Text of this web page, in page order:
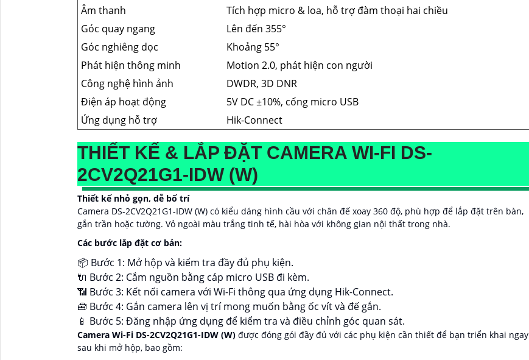
Âm thanh
Tích hợp micro & loa, hỗ trợ đàm thoại hai chiều
Góc quay ngang
Lên đến 355°
Góc nghiêng dọc
Khoảng 55°
Phát hiện thông minh
Motion 2.0, phát hiện con người
Công nghệ hình ảnh
DWDR, 3D DNR
Điện áp hoạt động
5V DC ±10%, cổng micro USB
Ứng dụng hỗ trợ
Hik-Connect
THIẾT KẾ & LẮP ĐẶT CAMERA WI-FI DS-
2CV2Q21G1-IDW (W)
Thiết kế nhỏ gọn, dễ bố trí
Camera DS-2CV2Q21G1-IDW (W) có kiểu dáng hình cầu với chân đế xoay 360 độ, phù hợp để lắp đặt trên bàn,
gắn trần hoặc tường. Vỏ ngoài màu trắng tinh tế, hài hòa với không gian nội thất trong nhà.
Các bước lắp đặt cơ bản:
📦 Bước 1: Mở hộp và kiểm tra đầy đủ phụ kiện.
🔌 Bước 2: Cắm nguồn bằng cáp micro USB đi kèm.
📶 Bước 3: Kết nối camera với Wi-Fi thông qua ứng dụng Hik-Connect.
🧰 Bước 4: Gắn camera lên vị trí mong muốn bằng ốc vít và đế gắn.
📱 Bước 5: Đăng nhập ứng dụng để kiểm tra và điều chỉnh góc quan sát.
Camera Wi-Fi DS-2CV2Q21G1-IDW (W) được đóng gói đầy đủ với các phụ kiện cần thiết để bạn triển khai ngay
sau khi mở hộp, bao gồm: